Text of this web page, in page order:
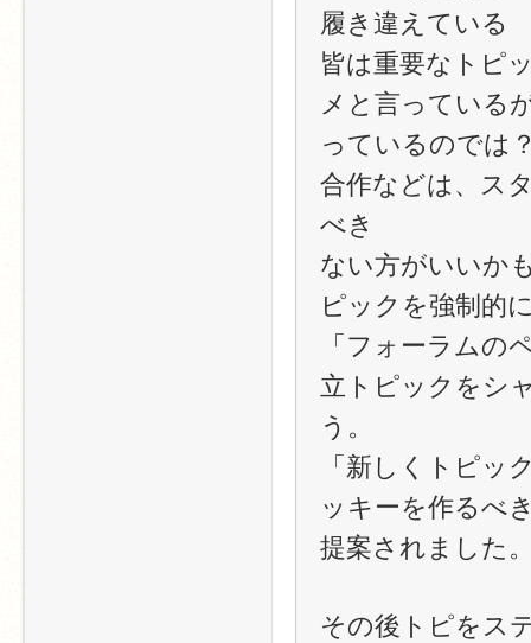
履き違えている
皆は重要なトピ
メと言っている
っているのでは
合作などは、ス
べき
ない方がいいか
ピックを強制的
「フォーラム
立トピックをシ
う。
「新しくトピ
ッキーを作るべ
提案されました
その後トピをス